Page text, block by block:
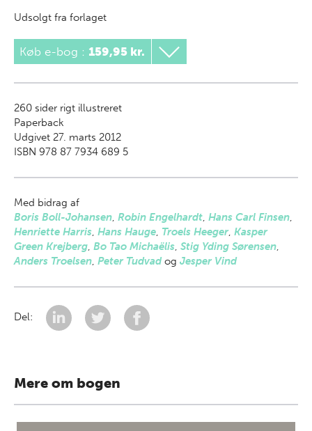
Udsolgt fra forlaget
Køb e-bog : 159,95 kr.
260 sider rigt illustreret
Paperback
Udgivet 27. marts 2012
ISBN 978 87 7934 689 5
Med bidrag af
Boris Boll-Johansen, Robin Engelhardt, Hans Carl Finsen,
Henriette Harris, Hans Hauge, Troels Heeger, Kasper
Green Krejberg, Bo Tao Michaëlis, Stig Yding Sørensen,
Anders Troelsen, Peter Tudvadog Jesper Vind
Del:
Mere om bogen